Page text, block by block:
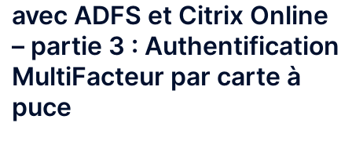
avec ADFS et Citrix Online
– partie 3 : Authentification
MultiFacteur par carte à
puce